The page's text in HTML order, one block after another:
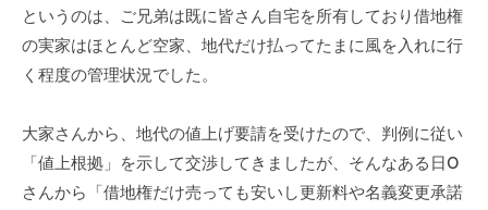
というのは、ご兄弟は既に皆さん自宅を所有しており借地権
の実家はほとんど空家、地代だけ払ってたまに風を入れに行
く程度の管理状況でした。
大家さんから、地代の値上げ要請を受けたので、判例に従い
「値上根拠」を示して交渉してきましたが、そんなある日О
さんから「借地権だけ売っても安いし更新料や名義変更承諾